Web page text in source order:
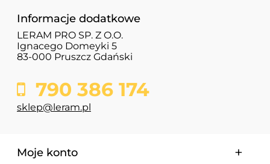
Informacje dodatkowe
LERAM PRO SP. Z O.O.
Ignacego Domeyki 5
83-000 Pruszcz Gdański
790 386 174
sklep@leram.pl
Moje konto